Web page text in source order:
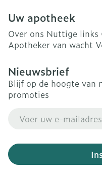
Uw apotheek
Over ons Nuttige links
Apotheker van wacht
Nieuwsbrief
Blijf op de hoogte van
promoties